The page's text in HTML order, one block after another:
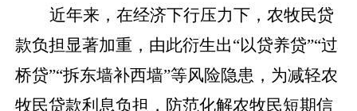
近年来，在经济下行压力下，农牧民贷
款负担 显著加重，由此衍生出“以贷养贷”“过
桥贷”“拆东墙补西墙”等风险隐患， 为减轻农
牧民贷款利息负担， 防范化解农牧民短期信